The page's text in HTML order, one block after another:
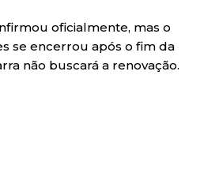
oficialmente, mas o
se encerrou após o fim da
não buscará a renovação.